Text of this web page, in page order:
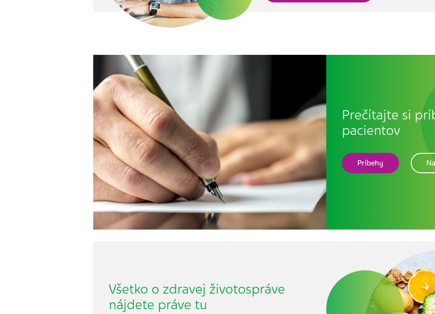
Prečítajte si
pacientov
Príbehy
Všetko o zdravej životospráve
nájdete práve tu